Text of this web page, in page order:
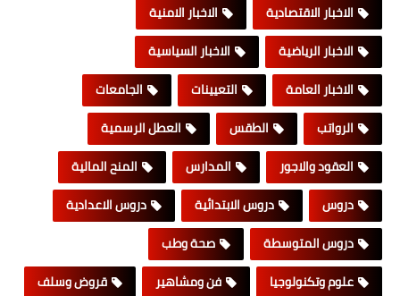
الاخبار الاقتصادية
الاخبار الامنية
الاخبار الرياضية
الاخبار السياسية
الاخبار العامة
التعيينات
الجامعات
الرواتب
الطقس
العطل الرسمية
العقود والاجور
المدارس
المنح المالية
دروس
دروس الابتدائية
دروس الاعدادية
دروس المتوسطة
صحة وطب
علوم وتكنولوجيا
فن ومشاهير
قروض وسلف